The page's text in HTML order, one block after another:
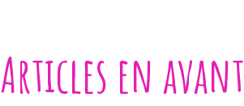
Articles en avant